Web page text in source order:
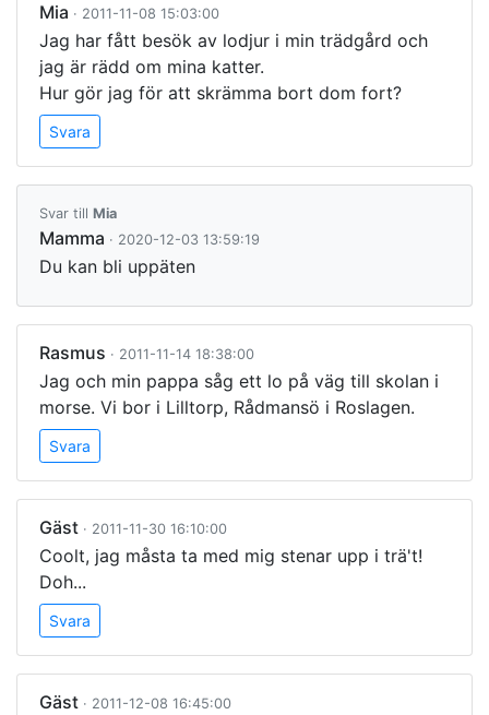
Mia · 2011-11-08 15:03:00
Jag har fått besök av lodjur i min trädgård och
jag är rädd om mina katter.
Hur gör jag för att skrämma bort dom fort?
Svara
Svar till Mia
Mamma · 2020-12-03 13:59:19
Du kan bli uppäten
Rasmus · 2011-11-14 18:38:00
Jag och min pappa såg ett lo på väg till skolan i
morse. Vi bor i Lilltorp, Rådmansö i Roslagen.
Svara
Gäst · 2011-11-30 16:10:00
Coolt, jag måsta ta med mig stenar upp i trä't!
Doh...
Svara
Gäst · 2011-12-08 16:45:00